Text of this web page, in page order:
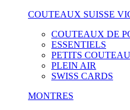
COUTEAUX SUISSE
COUTEAUX DE
ESSENTIELS
PETITS
PLEIN AIR
SWISS CARDS
MONTRES